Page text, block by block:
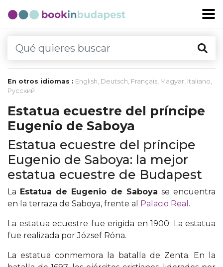
En otros idiomas : English, Deutsch, Français, Magyar, Italiano,
Русский
Estatua ecuestre del príncipe
Eugenio de Saboya
Estatua ecuestre del príncipe
Eugenio de Saboya: la mejor
estatua ecuestre de Budapest
La Estatua de Eugenio de Saboya se encuentra
en la terraza de Saboya, frente al Palacio Real .
La estatua ecuestre fue erigida en 1900. La estatua
fue realizada por József Róna.
La estatua conmemora la batalla de Zenta. En la